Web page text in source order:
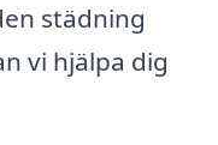
städning
vi hjälpa dig